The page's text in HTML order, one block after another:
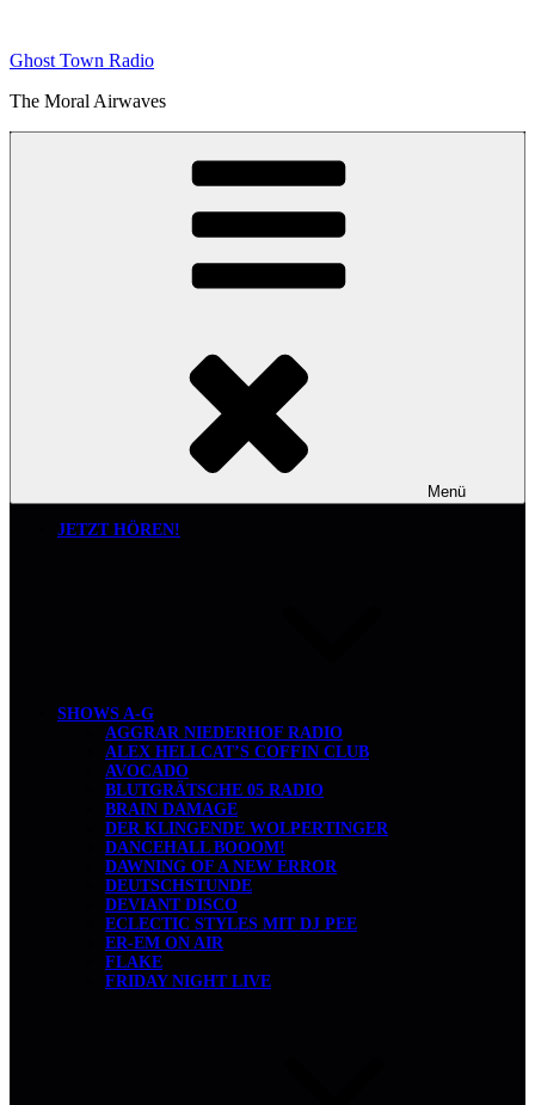
springen
Ghost Town Radio
The Moral Airwaves
Menü
JETZT HÖREN!
SHOWS A-G
AGGRAR NIEDERHOF RADIO
ALEX HELLCAT’S COFFIN CLUB
AVOCADO
BLUTGRÄTSCHE 05 RADIO
BRAIN DAMAGE
DER KLINGENDE WOLPERTINGER
DANCEHALL BOOOM!
DAWNING OF A NEW ERROR
DEUTSCHSTUNDE
DEVIANT DISCO
ECLECTIC STYLES MIT DJ PEE
ER-EM ON AIR
FLAKE
FRIDAY NIGHT LIVE